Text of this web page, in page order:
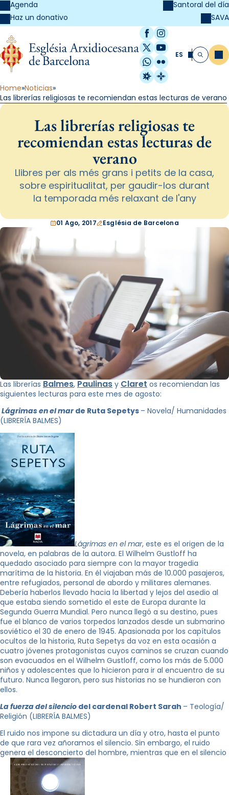
Agenda
Haz un donativo
Santoral del día
SAVA
Facebook
Instagram
X / Twitter
YouTube
WhatsApp
Flickr
Radio Estel
Catalunya
ES Buscar
Home Noticias
Las librerías religiosas te recomiendan estas lecturas de verano
Las librerías religiosas te
recomiendan estas lecturas de
verano
Llibres per als més grans i petits de la casa,
sobre espiritualitat, per gaudir-los durant
la temporada més relaxant de l'any
01 Ago, 2017 Església de Barcelona
Las librerías Balmes, Paulinas y Claret os recomiendan las
siguientes lecturas para este mes de agosto:
Lágrimas en el marde Ruta Sepetys – Novela/ Humanidades
(LIBRERÍA BALMES)
Lágrimas en el mar, este es el origen de la
novela, en palabras de la autora. El Wilhelm Gustloff ha
quedado asociado para siempre con la mayor tragedia
marítima de la historia. En él viajaban más de 10.000 pasajeros,
entre refugiados, personal de abordo y militares alemanes.
Debería haberlos llevado hacia la libertad y lejos del asedio al
que estaba siendo sometido el este de Europa durante la
Segunda Guerra Mundial. Pero nunca llegó a su destino, pues
fue el blanco de varios torpedos lanzados desde un submarino
soviético el 30 de enero de 1945. Apasionada por los capítulos
ocultos de la historia, Ruta Sepetys da voz en esta ocasión a
cuatro jóvenes protagonistas cuyos caminos se cruzan cuando
son evacuados en el Wilhelm Gustloff, como los más de 5.000
niños y adolescentes que lo hicieron para ir al encuentro de su
futuro. Nunca llegaron, pero sus historias no se hundieron con
ellos.
La fuerza delsilencio del cardenal Robert Sarah – Teología/
Religión (LIBRERÍA BALMES)
El ruido nos impone su dictadura un día y otro, hasta el punto
de que rara vez añoramos el silencio. Sin embargo, el ruido
genera el desconcierto del hombre, mientras que en el silencio